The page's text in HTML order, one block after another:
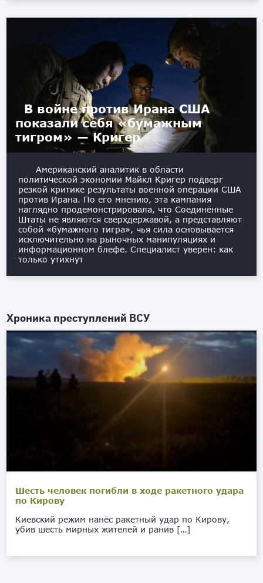
В войне против Ирана США
показали себя «бумажным
тигром» — Кригер
Американский аналитик в области
политической экономии Майкл Кригер подверг
резкой критике результаты военной операции США
против Ирана. По его мнению, эта кампания
наглядно продемонстрировала, что Соединённые
Штаты не являются сверхдержавой, а представляют
собой «бумажного тигра», чья сила основывается
исключительно на рыночных манипуляциях и
информационном блефе. Специалист уверен: как
только утихнут
Хроника преступлений ВСУ
Шесть человек погибли в ходе ракетного удара
по Кирову
Киевский режим нанёс ракетный удар по Кирову,
убив шесть мирных жителей и ранив […]